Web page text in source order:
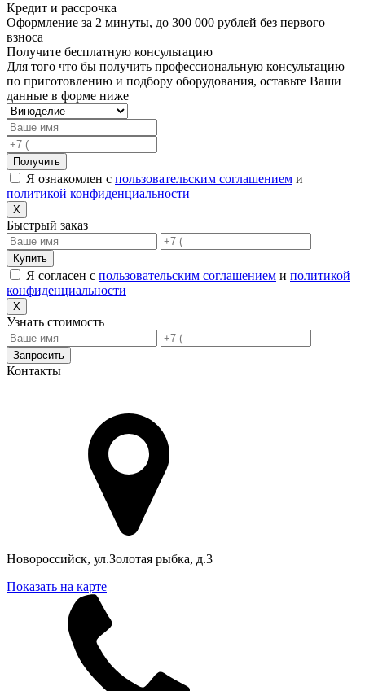
Кредит и рассрочка
Оформление за 2 минуты, до 300 000 рублей без первого
взноса
Получите бесплатную консультацию
Для того что бы получить профессиональную консультацию
по приготовлению и подбору оборудования, оставьте Ваши
данные в форме ниже
Получить
Я ознакомлен с пользовательским соглашением и
политикой конфиденциальности
X
Быстрый заказ
Купить
Я согласен с пользовательским соглашением и политикой
конфиденциальности
X
Узнать стоимость
Запросить
Контакты
Новороссийск, ул.Золотая рыбка, д.3
Показать на карте